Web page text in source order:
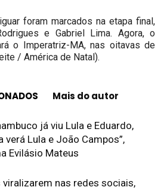
foram marcados na etapa final,
e Gabriel Lima. Agora, o
o Imperatriz-MA, nas oitavas de
/ América de Natal).
Mais do autor
já viu Lula e Eduardo,
verá Lula e João Campos”,
Evilásio Mateus
viralizarem nas redes sociais,